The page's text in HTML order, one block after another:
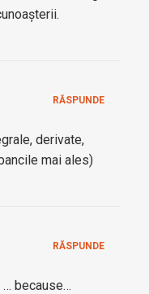
derivate,
mai ales)
RĂSPUNDE
… because…
RĂSPUNDE